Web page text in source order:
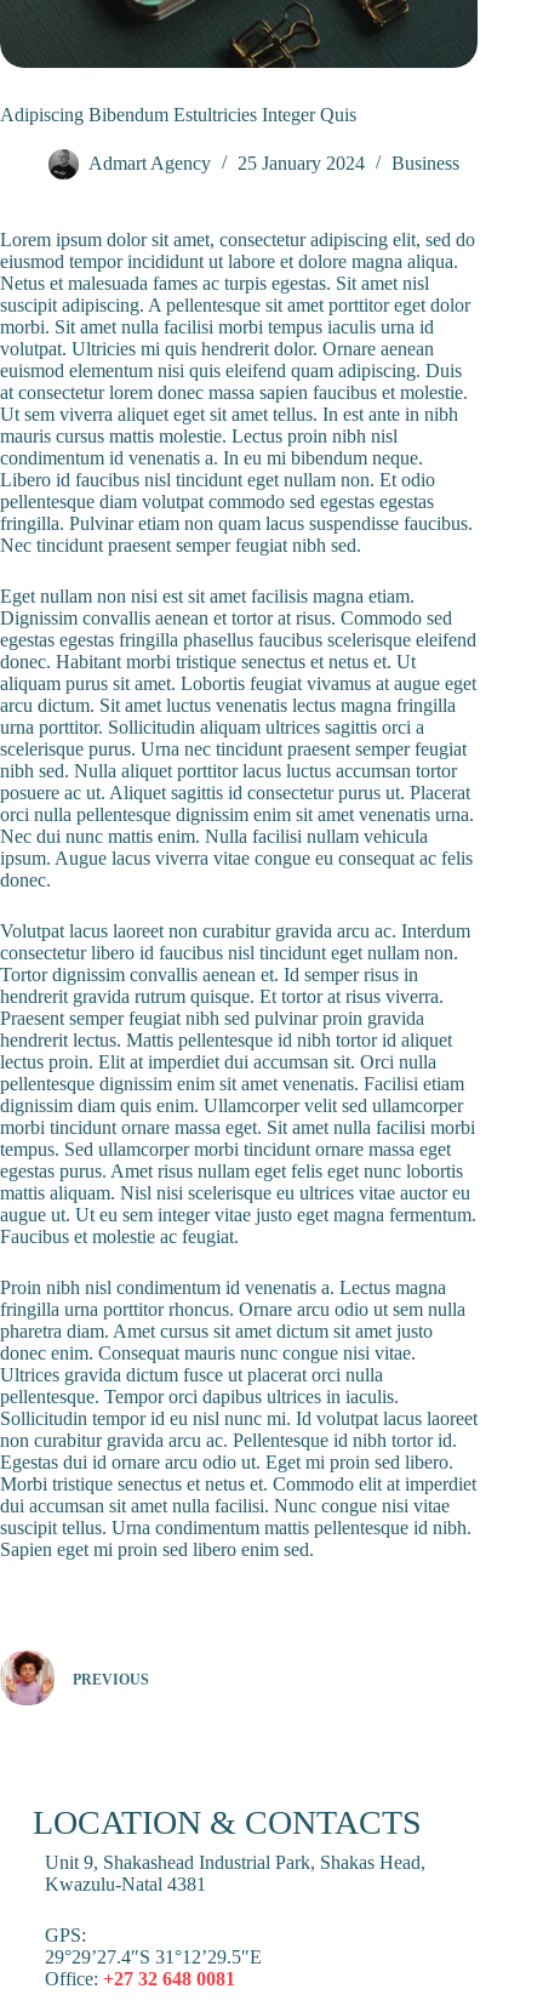
Adipiscing Bibendum Estultricies Integer Quis
Admart Agency 25 January 2024 Business
Lorem ipsum dolor sit amet, consectetur adipiscing elit, sed do
eiusmod tempor incididunt ut labore et dolore magna aliqua.
Netus et malesuada fames ac turpis egestas. Sit amet nisl
suscipit adipiscing. A pellentesque sit amet porttitor eget dolor
morbi. Sit amet nulla facilisi morbi tempus iaculis urna id
volutpat. Ultricies mi quis hendrerit dolor. Ornare aenean
euismod elementum nisi quis eleifend quam adipiscing. Duis
at consectetur lorem donec massa sapien faucibus et molestie.
Ut sem viverra aliquet eget sit amet tellus. In est ante in nibh
mauris cursus mattis molestie. Lectus proin nibh nisl
condimentum id venenatis a. In eu mi bibendum neque.
Libero id faucibus nisl tincidunt eget nullam non. Et odio
pellentesque diam volutpat commodo sed egestas egestas
fringilla. Pulvinar etiam non quam lacus suspendisse faucibus.
Nec tincidunt praesent semper feugiat nibh sed.
Eget nullam non nisi est sit amet facilisis magna etiam.
Dignissim convallis aenean et tortor at risus. Commodo sed
egestas egestas fringilla phasellus faucibus scelerisque eleifend
donec. Habitant morbi tristique senectus et netus et. Ut
aliquam purus sit amet. Lobortis feugiat vivamus at augue eget
arcu dictum. Sit amet luctus venenatis lectus magna fringilla
urna porttitor. Sollicitudin aliquam ultrices sagittis orci a
scelerisque purus. Urna nec tincidunt praesent semper feugiat
nibh sed. Nulla aliquet porttitor lacus luctus accumsan tortor
posuere ac ut. Aliquet sagittis id consectetur purus ut. Placerat
orci nulla pellentesque dignissim enim sit amet venenatis urna.
Nec dui nunc mattis enim. Nulla facilisi nullam vehicula
ipsum. Augue lacus viverra vitae congue eu consequat ac felis
donec.
Volutpat lacus laoreet non curabitur gravida arcu ac. Interdum
consectetur libero id faucibus nisl tincidunt eget nullam non.
Tortor dignissim convallis aenean et. Id semper risus in
hendrerit gravida rutrum quisque. Et tortor at risus viverra.
Praesent semper feugiat nibh sed pulvinar proin gravida
hendrerit lectus. Mattis pellentesque id nibh tortor id aliquet
lectus proin. Elit at imperdiet dui accumsan sit. Orci nulla
pellentesque dignissim enim sit amet venenatis. Facilisi etiam
dignissim diam quis enim. Ullamcorper velit sed ullamcorper
morbi tincidunt ornare massa eget. Sit amet nulla facilisi morbi
tempus. Sed ullamcorper morbi tincidunt ornare massa eget
egestas purus. Amet risus nullam eget felis eget nunc lobortis
mattis aliquam. Nisl nisi scelerisque eu ultrices vitae auctor eu
augue ut. Ut eu sem integer vitae justo eget magna fermentum.
Faucibus et molestie ac feugiat.
Proin nibh nisl condimentum id venenatis a. Lectus magna
fringilla urna porttitor rhoncus. Ornare arcu odio ut sem nulla
pharetra diam. Amet cursus sit amet dictum sit amet justo
donec enim. Consequat mauris nunc congue nisi vitae.
Ultrices gravida dictum fusce ut placerat orci nulla
pellentesque. Tempor orci dapibus ultrices in iaculis.
Sollicitudin tempor id eu nisl nunc mi. Id volutpat lacus laoreet
non curabitur gravida arcu ac. Pellentesque id nibh tortor id.
Egestas dui id ornare arcu odio ut. Eget mi proin sed libero.
Morbi tristique senectus et netus et. Commodo elit at imperdiet
dui accumsan sit amet nulla facilisi. Nunc congue nisi vitae
suscipit tellus. Urna condimentum mattis pellentesque id nibh.
Sapien eget mi proin sed libero enim sed.
PREVIOUS
LOCATION & CONTACTS
Unit 9, Shakashead Industrial Park, Shakas Head,
Kwazulu-Natal 4381
GPS:
29°29’27.4″S 31°12’29.5″E
Office: +27 32 648 0081